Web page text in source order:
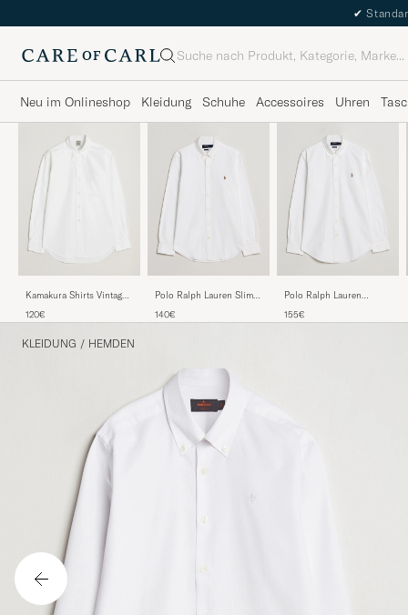
✔
Suche
Neu im Onlineshop Kleidung Schuhe Accessoires Uhren
Kamakura Shirts Vintage
Shirt White
120€
Polo Ralph Lauren Slim
140€
Polo Ralph Lauren
White
155€
KLEIDUNG / HEMDEN